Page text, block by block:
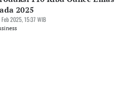
2025
2025, 15:37 WIB